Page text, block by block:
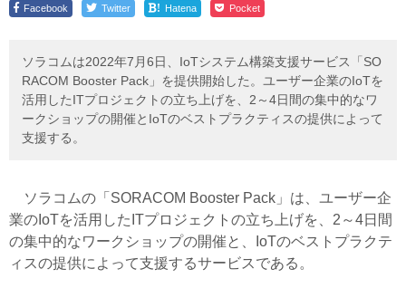
Facebook Twitter ! Hatena Pocket
ソラコムは2022年7月6日、IoTシステム構築支援サービス「SO
RACOM Booster Pack」を提供開始した。ユーザー企業のIoTを
活用したITプロジェクトの立ち上げを、2～4日間の集中的なワ
ークショップの開催とIoTのベストプラクティスの提供によって
支援する。
ソラコムの「SORACOM Booster Pack」は、ユーザー企
業のIoTを活用したITプロジェクトの立ち上げを、2～4日間
の集中的なワークショップの開催と、IoTのベストプラクテ
ィスの提供によって支援するサービスである。